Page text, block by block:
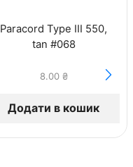
Paracord Type III 550,
tan #068
8.00₴
Додати в кошик